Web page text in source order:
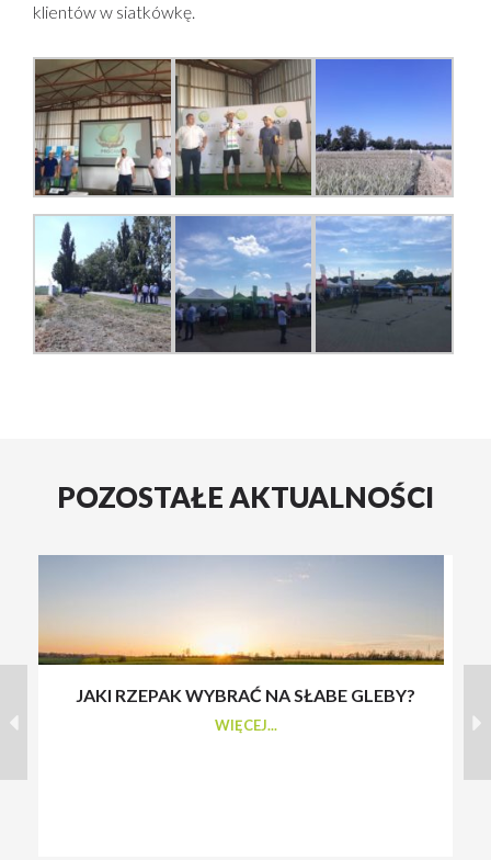
klientów w siatkówkę.
POZOSTAŁE AKTUALNOŚCI
JAKI RZEPAK WYBRAĆ NA SŁABE GLEBY?
WIĘCEJ...